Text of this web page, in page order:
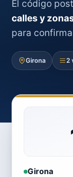
El código
calles y
para
Girona 2
Girona